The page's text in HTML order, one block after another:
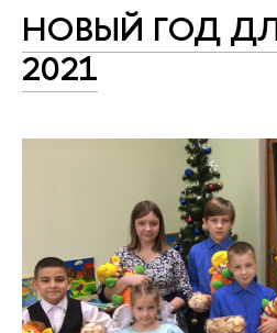
НОВЫЙ ГОД
2021